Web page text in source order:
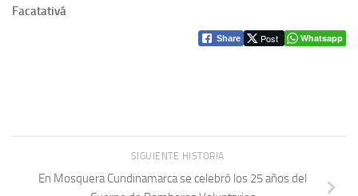
Facatativá
Share Post Whatsapp
SIGUIENTE HISTORIA
En Mosquera Cundinamarca se celebró los 25 años del